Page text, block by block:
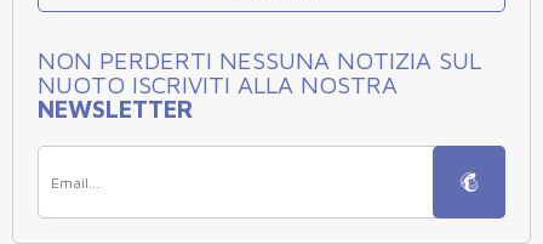
NON PERDERTI NESSUNA NOTIZIA SUL
NUOTO ISCRIVITI ALLA NOSTRA
NEWSLETTER